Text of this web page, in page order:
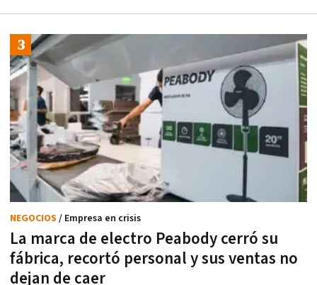
La marca de electro Peabody cerró su
fábrica, recortó personal y sus ventas no
dejan de caer
NEGOCIOS / Empresa en crisis